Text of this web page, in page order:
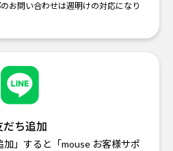
お問い合わせは週明けの対応になり
だち追加
」すると「mouse お客様サポ